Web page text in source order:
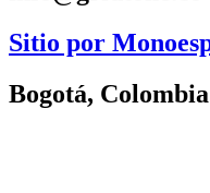
Sitio por
Bogotá, Colombia